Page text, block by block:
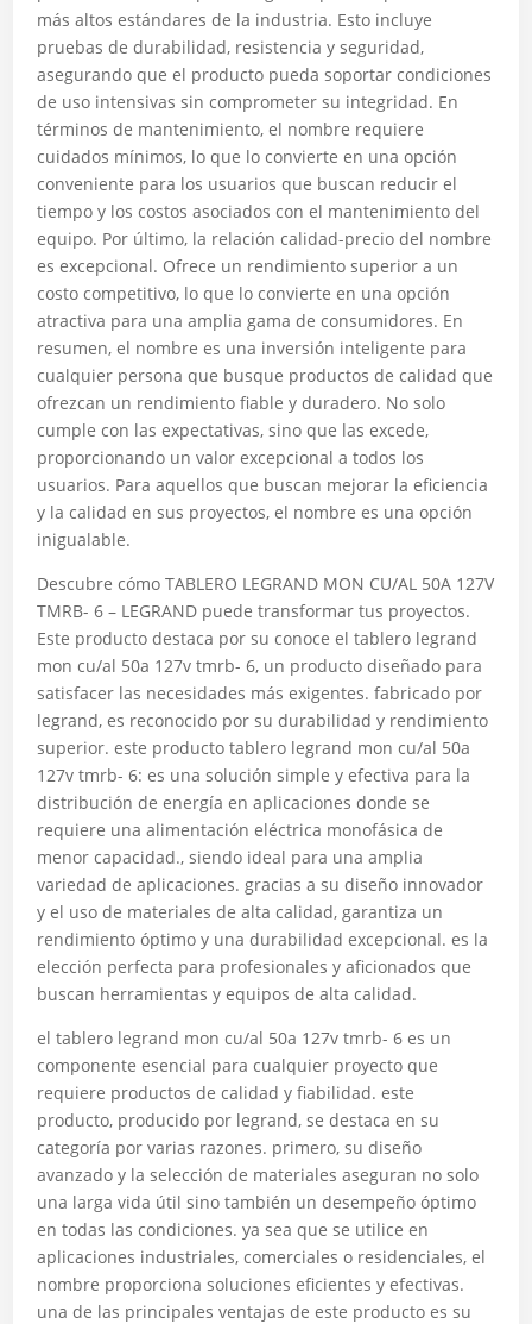
más altos estándares de la industria. Esto incluye
pruebas de durabilidad, resistencia y seguridad,
asegurando que el producto pueda soportar condiciones
de uso intensivas sin comprometer su integridad. En
términos de mantenimiento, el nombre requiere
cuidados mínimos, lo que lo convierte en una opción
conveniente para los usuarios que buscan reducir el
tiempo y los costos asociados con el mantenimiento del
equipo. Por último, la relación calidad-precio del nombre
es excepcional. Ofrece un rendimiento superior a un
costo competitivo, lo que lo convierte en una opción
atractiva para una amplia gama de consumidores. En
resumen, el nombre es una inversión inteligente para
cualquier persona que busque productos de calidad que
ofrezcan un rendimiento fiable y duradero. No solo
cumple con las expectativas, sino que las excede,
proporcionando un valor excepcional a todos los
usuarios. Para aquellos que buscan mejorar la eficiencia
y la calidad en sus proyectos, el nombre es una opción
inigualable.
Descubre cómo TABLERO LEGRAND MON CU/AL 50A 127V
TMRB- 6 – LEGRAND puede transformar tus proyectos.
Este producto destaca por su conoce el tablero legrand
mon cu/al 50a 127v tmrb- 6, un producto diseñado para
satisfacer las necesidades más exigentes. fabricado por
legrand, es reconocido por su durabilidad y rendimiento
superior. este producto tablero legrand mon cu/al 50a
127v tmrb- 6: es una solución simple y efectiva para la
distribución de energía en aplicaciones donde se
requiere una alimentación eléctrica monofásica de
menor capacidad., siendo ideal para una amplia
variedad de aplicaciones. gracias a su diseño innovador
y el uso de materiales de alta calidad, garantiza un
rendimiento óptimo y una durabilidad excepcional. es la
elección perfecta para profesionales y aficionados que
buscan herramientas y equipos de alta calidad.
el tablero legrand mon cu/al 50a 127v tmrb- 6 es un
componente esencial para cualquier proyecto que
requiere productos de calidad y fiabilidad. este
producto, producido por legrand, se destaca en su
categoría por varias razones. primero, su diseño
avanzado y la selección de materiales aseguran no solo
una larga vida útil sino también un desempeño óptimo
en todas las condiciones. ya sea que se utilice en
aplicaciones industriales, comerciales o residenciales, el
nombre proporciona soluciones eficientes y efectivas.
una de las principales ventajas de este producto es su